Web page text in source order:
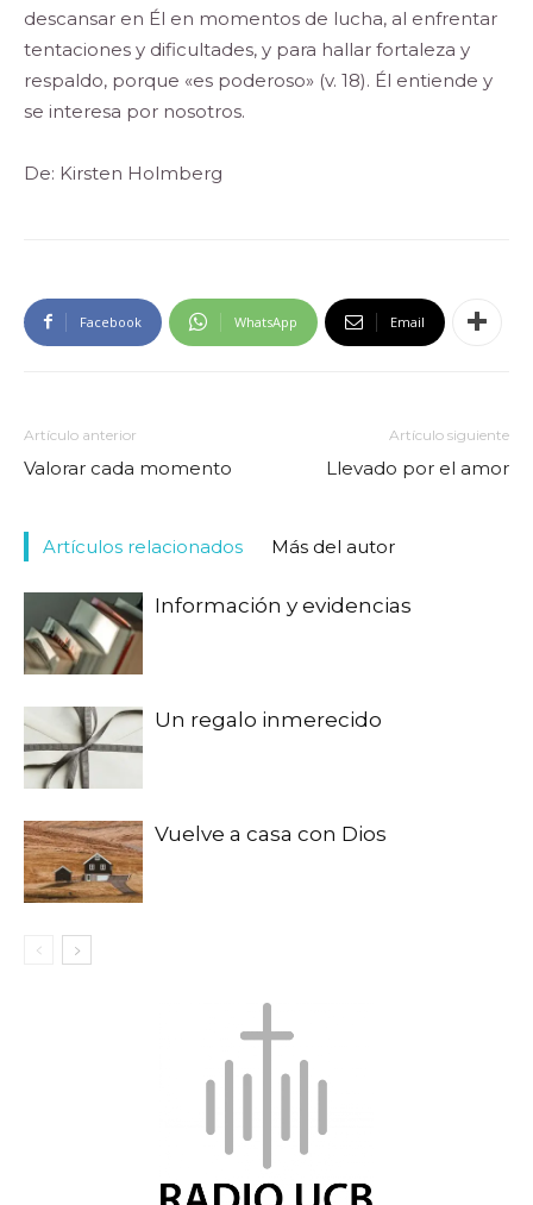
descansar en Él en momentos de lucha, al enfrentar
tentaciones y dificultades, y para hallar fortaleza y
respaldo, porque «es poderoso» (v. 18). Él entiende y
se interesa por nosotros.
De: Kirsten Holmberg
Facebook WhatsApp Email
Artículo anterior
Valorar cada momento
Artículo siguiente
Llevado por el amor
Artículos relacionados Más del autor
Información y evidencias
Un regalo inmerecido
Vuelve a casa con Dios